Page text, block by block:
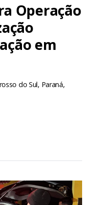
Operação
em
do Sul, Paraná,